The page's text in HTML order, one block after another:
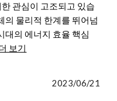
관심이 고조되고 있습
의 물리적 한계를 뛰어넘
대의 에너지 효율 핵심
보기
2023/06/21